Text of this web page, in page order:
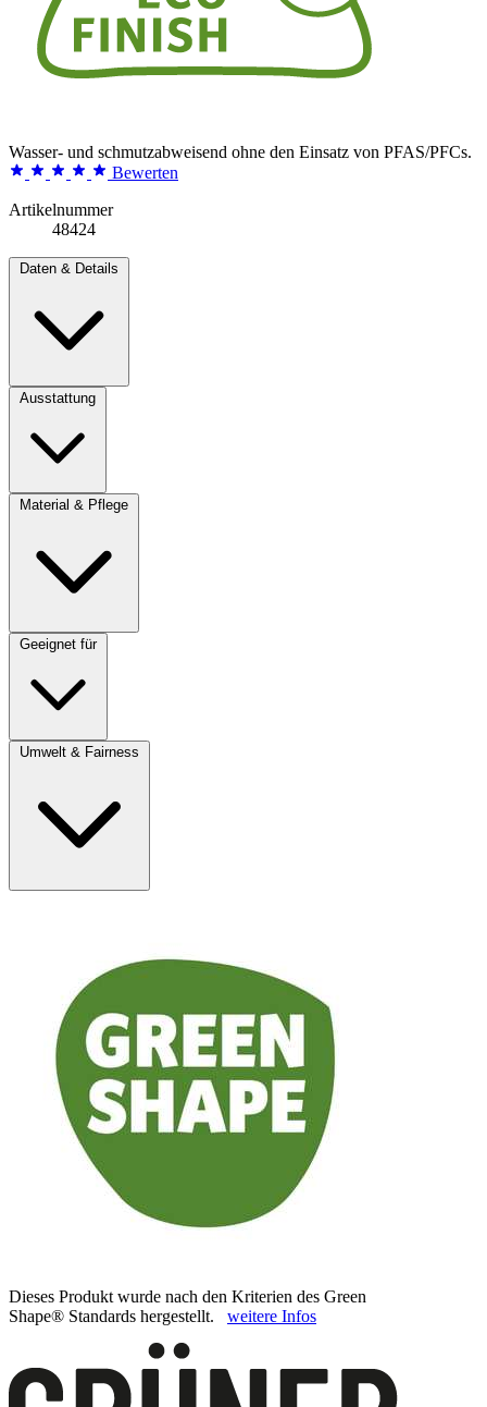
Wasser- und schmutzabweisend ohne den Einsatz von PFAS/PFCs.
Bewerten
Artikelnummer
48424
Daten & Details
Ausstattung
Material & Pflege
Geeignet für
Umwelt & Fairness
Dieses Produkt wurde nach den Kriterien des Green
Shape® Standards hergestellt. weitere Infos